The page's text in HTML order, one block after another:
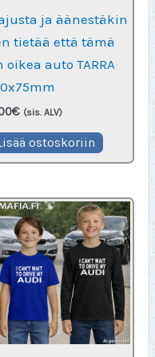
ja äänestäkin
tietää että tämä
oikea auto TARRA
€ (sis. ALV)
ostoskoriin